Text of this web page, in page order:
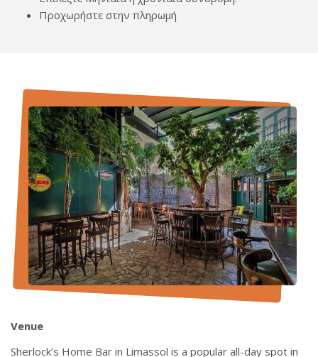
Προχωρήστε στην πληρωμή
Venue
Sherlock’s Home Bar in Limassol is a popular all-day spot in